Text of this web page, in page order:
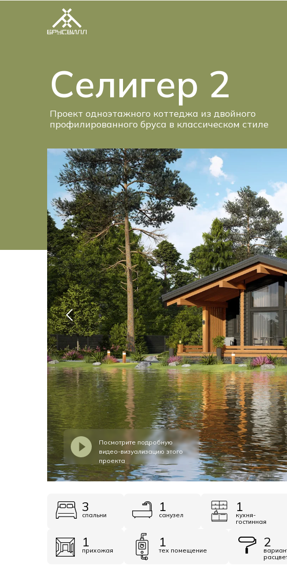
Селигер 2
Проект одноэтажного коттеджа из двойного
профилированного бруса в классическом стиле
3
спальни
1
санузел
1
кухня-
гостинная
1
прихожая
1
тех помещение
2
Посмотрите подробную
видео-визуализацию этого
проекта